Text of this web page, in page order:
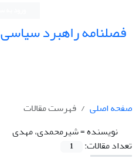
فصلنامه راهبرد سیاسی
صفحه اصلی
فهرست مقالات
نویسنده =شیرمحمدی، مهدی
تعداد مقالات:
1